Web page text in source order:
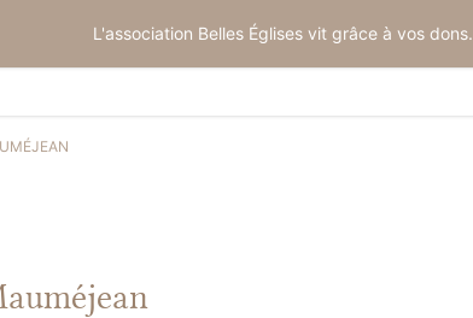
L'association Belles Églises vit grâce à vos dons.